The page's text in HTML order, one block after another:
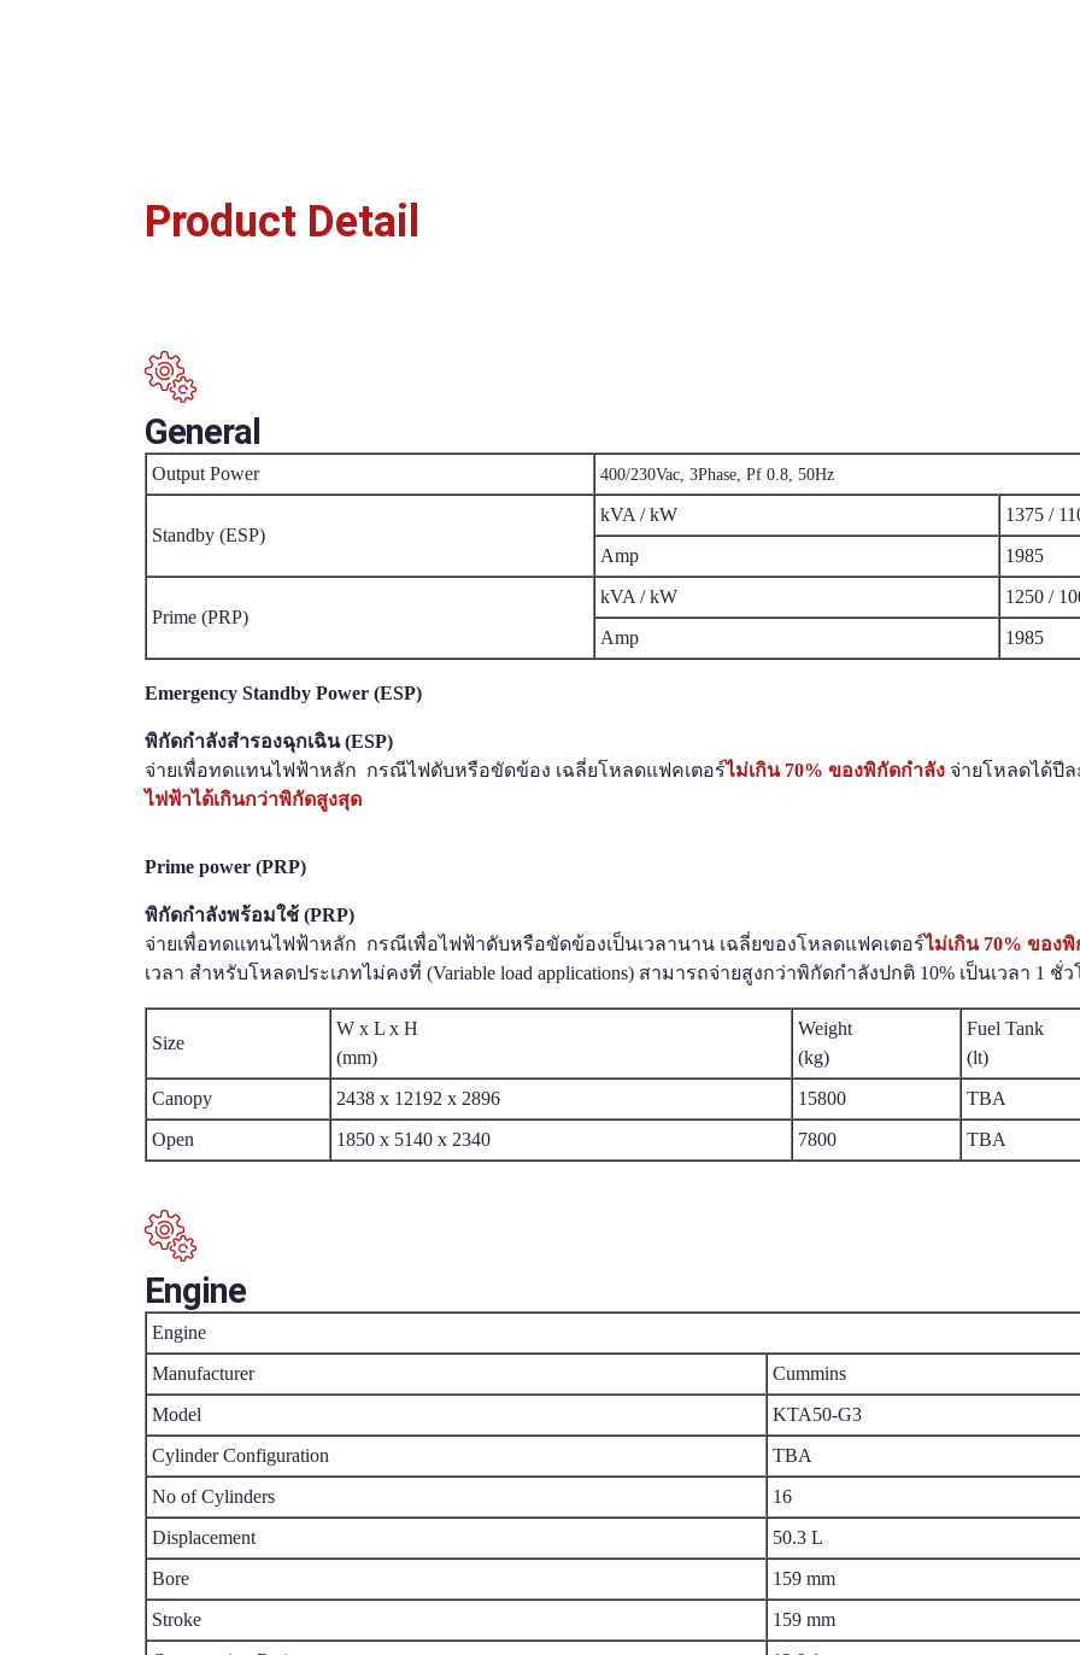
Product Detail
General
Output Power 400/230Vac, 3Phase, Pf 0.8, 50Hz
Standby (ESP)
kVA / kW
1375 /
Amp
1985
Prime (PRP)
kVA / kW
1250 /
Amp
1985
Emergency Standby Power (ESP)
พิกัดกำลังสำรองฉุกเฉิน (ESP)
จ่ายเพื่อทดแทนไฟฟ้าหลัก กรณีไฟดับหรือขัดข้อง เฉลี่ยโหลดแฟคเตอร์ไม่เกิน 70% ของพิกัดกำลัง จ่ายโหลดได้ปี
ไฟฟ้าได้เกินกว่าพิกัดสูงสุด
Prime power (PRP)
พิกัดกำลังพร้อมใช้ (PRP)
จ่ายเพื่อทดแทนไฟฟ้าหลัก กรณีเพื่อไฟฟ้าดับหรือขัดข้องเป็นเวลานาน เฉลี่ยของโหลดแฟคเตอร์ไม่เกิน 70% ของ
เวลา สำหรับโหลดประเภทไม่คงที่ (Variable load applications) สามารถจ่ายสูงกว่าพิกัดกำลังปกติ 10% เป็นเวลา 1
Size
W x L x H
(mm)
Weight
(kg)
Fuel Tank
(lt)
Canopy
2438 x 12192 x 2896 15800
TBA
Open
1850 x 5140 x 2340 7800 TBA
Engine
Engine
Manufacturer
Cummins
Model
KTA50-G3
Cylinder Configuration
TBA
No of Cylinders
16
Displacement
50.3 L
Bore
159 mm
Stroke
159 mm